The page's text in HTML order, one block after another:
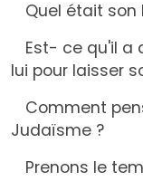
Quel était son
Est- ce qu'il a
lui pour laisser
Comment
Judaïsme ?
Prenons le